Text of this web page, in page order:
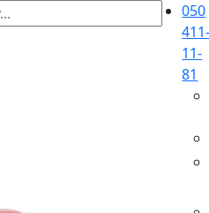
050
11-
81